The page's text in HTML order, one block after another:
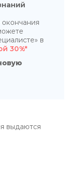
в
30%*
выдаются